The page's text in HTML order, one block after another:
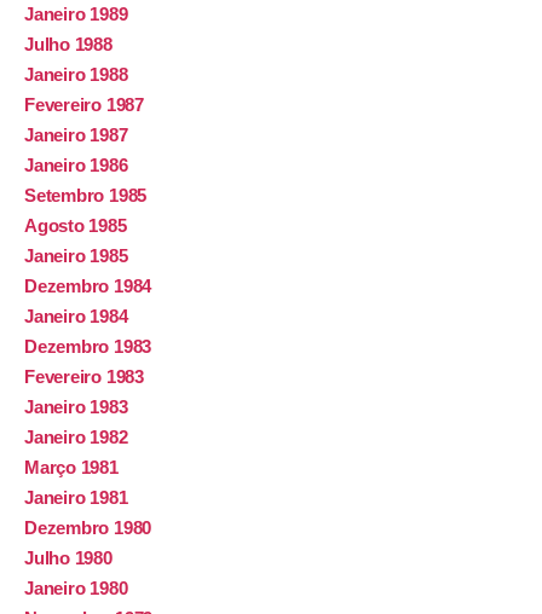
Janeiro 1989
Julho 1988
Janeiro 1988
Fevereiro 1987
Janeiro 1987
Janeiro 1986
Setembro 1985
Agosto 1985
Janeiro 1985
Dezembro 1984
Janeiro 1984
Dezembro 1983
Fevereiro 1983
Janeiro 1983
Janeiro 1982
Março 1981
Janeiro 1981
Dezembro 1980
Julho 1980
Janeiro 1980